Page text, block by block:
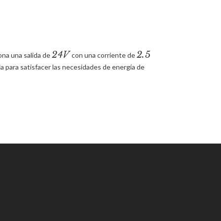
una salida de24V con una corriente de2.5
satisfacer las necesidades de energía de